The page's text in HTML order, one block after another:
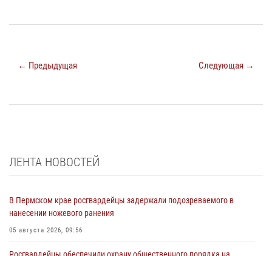
← Предыдущая Следующая →
ЛЕНТА НОВОСТЕЙ
В Пермском крае росгвардейцы задержали подозреваемого в
нанесении ножевого ранения
05 августа 2026, 09:56
Росгвардейцы обеспечили охрану общественного порядка на